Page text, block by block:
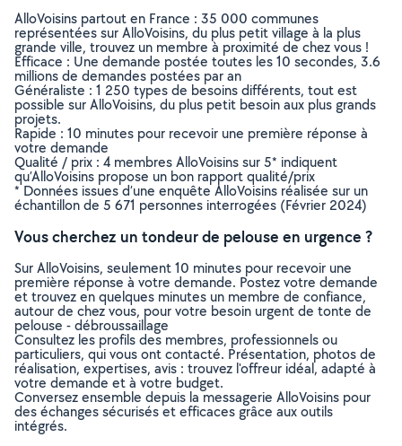
AlloVoisins partout en France : 35 000 communes
représentées sur AlloVoisins, du plus petit village à la plus
grande ville, trouvez un membre à proximité de chez vous !
Efficace : Une demande postée toutes les 10 secondes, 3.6
millions de demandes postées par an
Généraliste : 1 250 types de besoins différents, tout est
possible sur AlloVoisins, du plus petit besoin aux plus grands
projets.
Rapide : 10 minutes pour recevoir une première réponse à
votre demande
Qualité / prix : 4 membres AlloVoisins sur 5* indiquent
qu’AlloVoisins propose un bon rapport qualité/prix
* Données issues d’une enquête AlloVoisins réalisée sur un
échantillon de 5 671 personnes interrogées (Février 2024)
Vous cherchez un tondeur de pelouse en urgence ?
Sur AlloVoisins, seulement 10 minutes pour recevoir une
première réponse à votre demande. Postez votre demande
et trouvez en quelques minutes un membre de confiance,
autour de chez vous, pour votre besoin urgent de tonte de
pelouse - débroussaillage
Consultez les profils des membres, professionnels ou
particuliers, qui vous ont contacté. Présentation, photos de
réalisation, expertises, avis : trouvez l'offreur idéal, adapté à
votre demande et à votre budget.
Conversez ensemble depuis la messagerie AlloVoisins pour
des échanges sécurisés et efficaces grâce aux outils
intégrés.